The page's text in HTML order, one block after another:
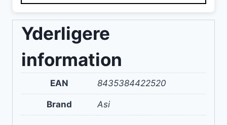
Yderligere
information
EAN 8435384422520
Brand Asi